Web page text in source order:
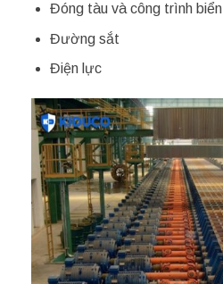
Đóng tàu và công trình biển
Đường sắt
Điện lực